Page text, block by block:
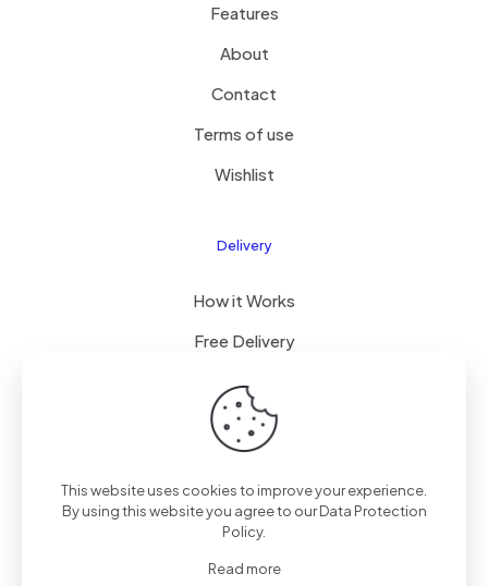
Features
About
Contact
Terms of use
Wishlist
Delivery
How it Works
Free Delivery
FAQ
© 2022 Betheme byMuffin group| All Rights Reserved |
Powered byWordPress
This website uses cookies to improve your experience.
By using this website you agree to ourData Protection
Policy.
Read more